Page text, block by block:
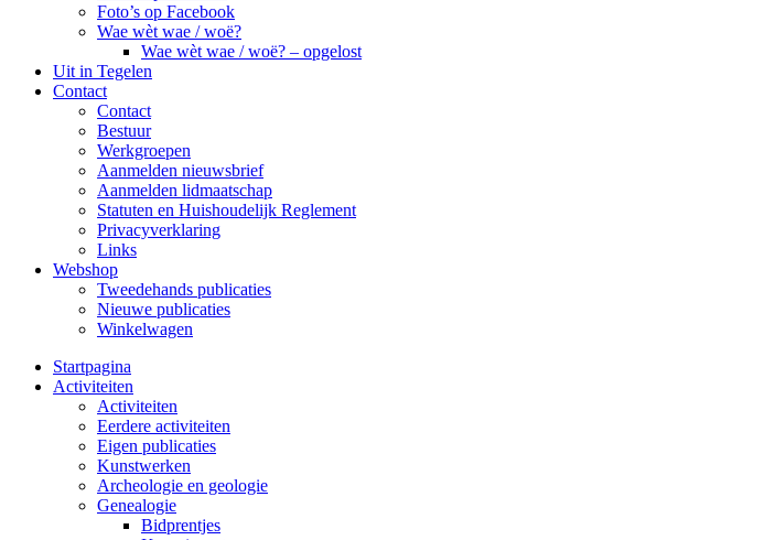
Foto’s op Facebook
Wae wèt wae / woë?
Wae wèt wae / woë? – opgelost
Uit in Tegelen
Contact
Contact
Bestuur
Werkgroepen
Aanmelden nieuwsbrief
Aanmelden lidmaatschap
Statuten en Huishoudelijk Reglement
Privacyverklaring
Links
Webshop
Tweedehands publicaties
Nieuwe publicaties
Winkelwagen
Startpagina
Activiteiten
Activiteiten
Eerdere activiteiten
Eigen publicaties
Kunstwerken
Archeologie en geologie
Genealogie
Bidprentjes